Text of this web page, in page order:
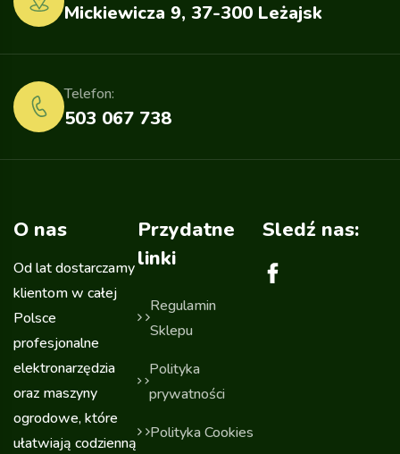
Mickiewicza 9, 37-300 Leżajsk
503 067 738
Telefon:
O nas
Od lat dostarczamy
klientom w całej
Polsce
profesjonalne
elektronarzędzia
oraz maszyny
ogrodowe, które
ułatwiają codzienną
Przydatne
linki
Regulamin
Sklepu
Polityka
prywatności
Polityka Cookies
Sledź nas: